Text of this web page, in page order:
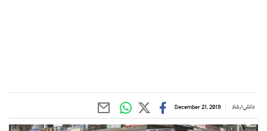
دانش ارشاد December 21, 2019